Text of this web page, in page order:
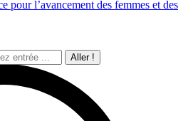
pour l’avancement des femmes et des